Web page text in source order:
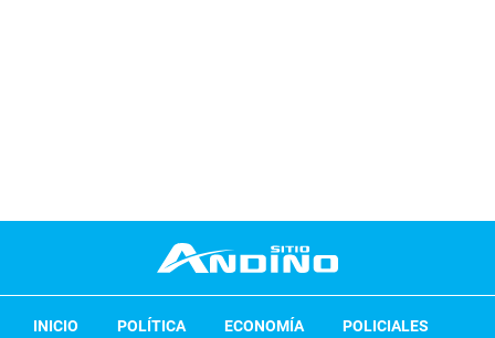
INICIO POLÍTICA ECONOMÍA POLICIALES